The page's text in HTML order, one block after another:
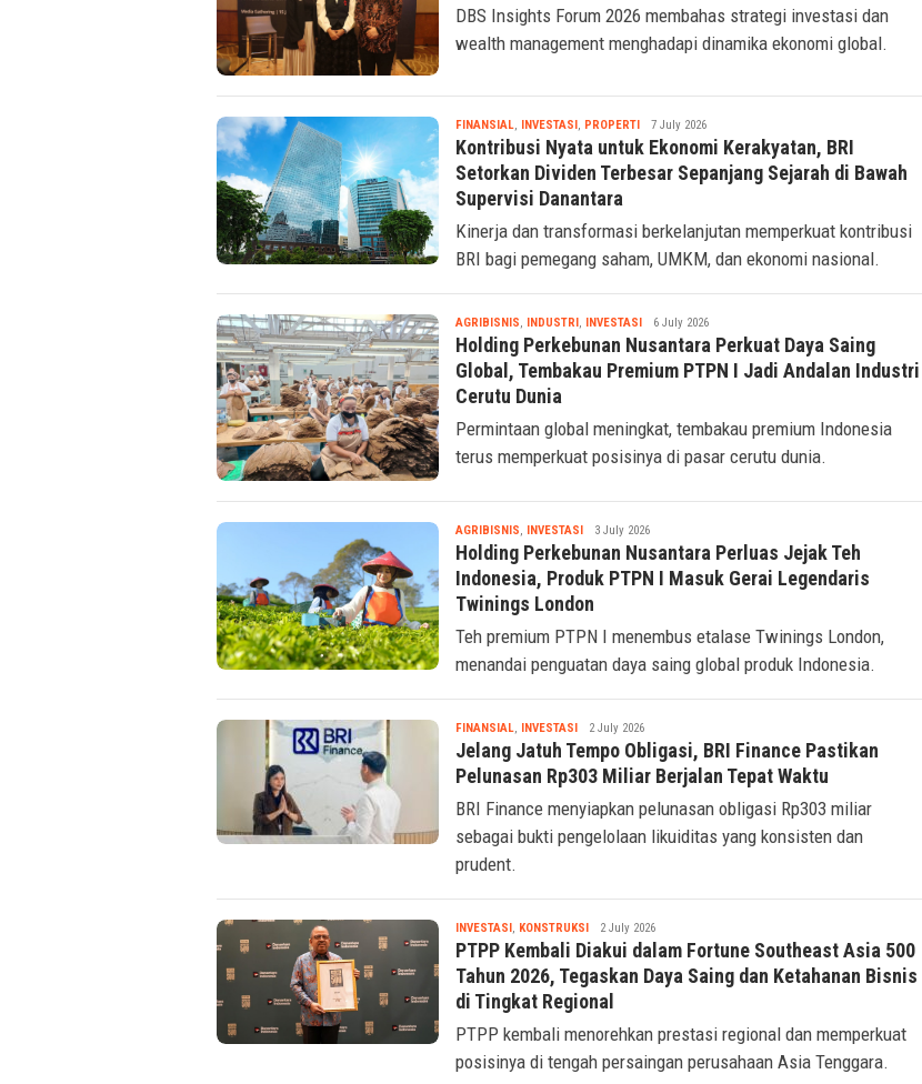
DBS Insights Forum 2026 membahas strategi investasi dan
wealth management menghadapi dinamika ekonomi global.
FINANSIAL, INVESTASI, PROPERTITsaqif
Ridwan
7 July 2026
Kontribusi Nyata untuk Ekonomi Kerakyatan, BRI
Setorkan Dividen Terbesar Sepanjang Sejarah di Bawah
Supervisi Danantara
Kinerja dan transformasi berkelanjutan memperkuat kontribusi
BRI bagi pemegang saham, UMKM, dan ekonomi nasional.
AGRIBISNIS, INDUSTRI, INVESTASITsaqif
Ridwan
6 July 2026
Holding Perkebunan Nusantara Perkuat Daya Saing
Global, Tembakau Premium PTPN I Jadi Andalan Industri
Cerutu Dunia
Permintaan global meningkat, tembakau premium Indonesia
terus memperkuat posisinya di pasar cerutu dunia.
AGRIBISNIS, INVESTASITsaqif
Ridwan
3 July 2026
Holding Perkebunan Nusantara Perluas Jejak Teh
Indonesia, Produk PTPN I Masuk Gerai Legendaris
Twinings London
Teh premium PTPN I menembus etalase Twinings London,
menandai penguatan daya saing global produk Indonesia.
FINANSIAL, INVESTASITsaqif
Ridwan
2 July 2026
Jelang Jatuh Tempo Obligasi, BRI Finance Pastikan
Pelunasan Rp303 Miliar Berjalan Tepat Waktu
BRI Finance menyiapkan pelunasan obligasi Rp303 miliar
sebagai bukti pengelolaan likuiditas yang konsisten dan
prudent.
INVESTASI, KONSTRUKSITsaqif
Ridwan
2 July 2026
PTPP Kembali Diakui dalam Fortune Southeast Asia 500
Tahun 2026, Tegaskan Daya Saing dan Ketahanan Bisnis
di Tingkat Regional
PTPP kembali menorehkan prestasi regional dan memperkuat
posisinya di tengah persaingan perusahaan Asia Tenggara.